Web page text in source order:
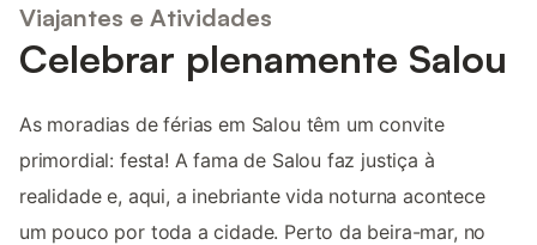
Viajantes e Atividades
Celebrar plenamente Salou
As moradias de férias em Salou têm um convite
primordial: festa! A fama de Salou faz justiça à
realidade e, aqui, a inebriante vida noturna acontece
um pouco por toda a cidade. Perto da beira-mar, no